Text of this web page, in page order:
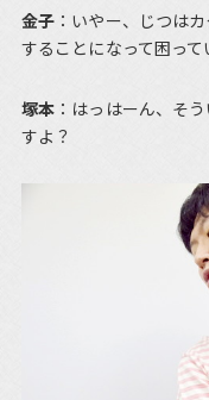
金子 ：いやー、じつは
することになって困って
塚本 ：はっはーん、そ
すよ？